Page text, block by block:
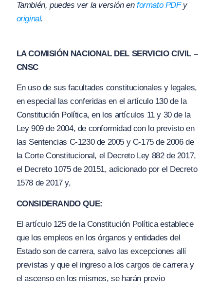
También, puedes ver la versión en formato PDFy
original.
LA COMISIÓN NACIONAL DEL SERVICIO CIVIL –
CNSC
En uso de sus facultades constitucionales y legales,
en especial las conferidas en el artículo 130 de la
Constitución Política, en los artículos 11 y 30 de la
Ley 909 de 2004, de conformidad con lo previsto en
las Sentencias C-1230 de 2005 y C-175 de 2006 de
la Corte Constitucional, el Decreto Ley 882 de 2017,
el Decreto 1075 de 20151, adicionado por el Decreto
1578 de 2017 y,
CONSIDERANDO QUE:
El artículo 125 de la Constitución Política establece
que los empleos en los órganos y entidades del
Estado son de carrera, salvo las excepciones allí
previstas y que el ingreso a los cargos de carrera y
el ascenso en los mismos, se harán previo